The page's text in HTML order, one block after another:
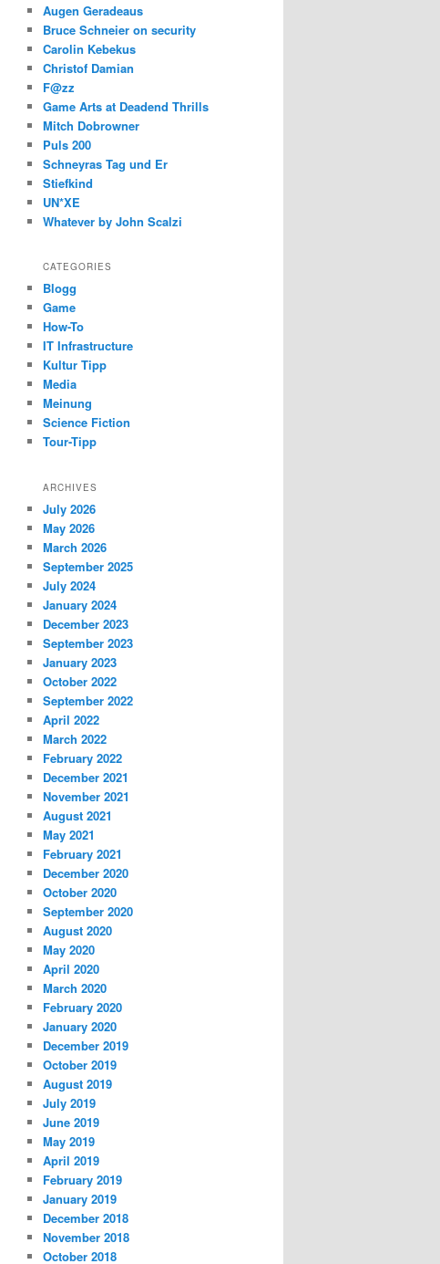
Augen Geradeaus
Bruce Schneier on security
Carolin Kebekus
Christof Damian
F@zz
Game Arts at Deadend Thrills
Mitch Dobrowner
Puls 200
Schneyras Tag und Er
Stiefkind
UN*XE
Whatever by John Scalzi
CATEGORIES
Blogg
Game
How-To
IT Infrastructure
Kultur Tipp
Media
Meinung
Science Fiction
Tour-Tipp
ARCHIVES
July 2026
May 2026
March 2026
September 2025
July 2024
January 2024
December 2023
September 2023
January 2023
October 2022
September 2022
April 2022
March 2022
February 2022
December 2021
November 2021
August 2021
May 2021
February 2021
December 2020
October 2020
September 2020
August 2020
May 2020
April 2020
March 2020
February 2020
January 2020
December 2019
October 2019
August 2019
July 2019
June 2019
May 2019
April 2019
February 2019
January 2019
December 2018
November 2018
October 2018